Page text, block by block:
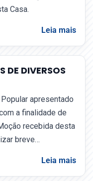
Casa.
Leia mais
DE DIVERSOS
apresentado
a finalidade de
recebida desta
breve…
Leia mais